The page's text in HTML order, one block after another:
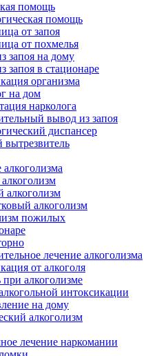
помощь
помощь
от запоя
от похмелья
запоя на дому
запоя в стационаре
организма
на дом
нарколога
вывод из запоя
диспансер
вытрезвитель
алкоголизм
алкоголизм
пожилых
лечение алкоголизма
от алкоголя
алкоголизме
интоксикации
на дому
алкоголизм
лечение наркомании